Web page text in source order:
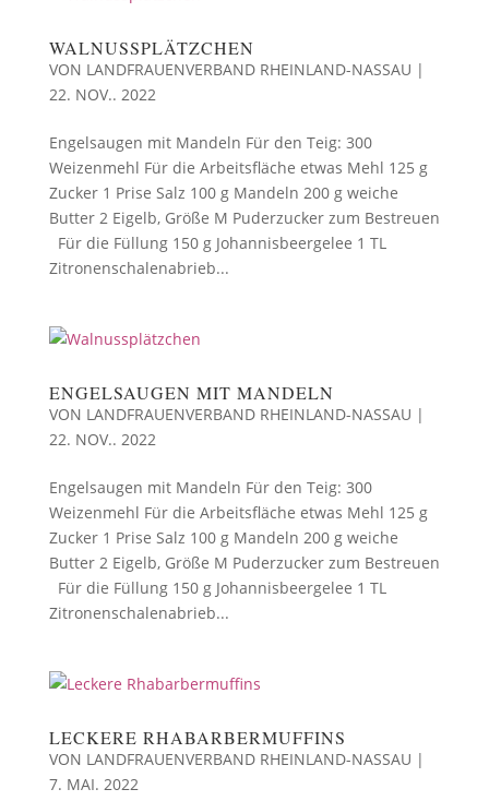
WALNUSSPLÄTZCHEN
VON LANDFRAUENVERBAND RHEINLAND-NASSAU |
22. NOV.. 2022
Engelsaugen mit Mandeln Für den Teig: 300
Weizenmehl Für die Arbeitsfläche etwas Mehl 125 g
Zucker 1 Prise Salz 100 g Mandeln 200 g weiche
Butter 2 Eigelb, Größe M Puderzucker zum Bestreuen
Für die Füllung 150 g Johannisbeergelee 1 TL
Zitronenschalenabrieb...
ENGELSAUGEN MIT MANDELN
VON LANDFRAUENVERBAND RHEINLAND-NASSAU |
22. NOV.. 2022
Engelsaugen mit Mandeln Für den Teig: 300
Weizenmehl Für die Arbeitsfläche etwas Mehl 125 g
Zucker 1 Prise Salz 100 g Mandeln 200 g weiche
Butter 2 Eigelb, Größe M Puderzucker zum Bestreuen
Für die Füllung 150 g Johannisbeergelee 1 TL
Zitronenschalenabrieb...
LECKERE RHABARBERMUFFINS
VON LANDFRAUENVERBAND RHEINLAND-NASSAU |
7. MAI. 2022